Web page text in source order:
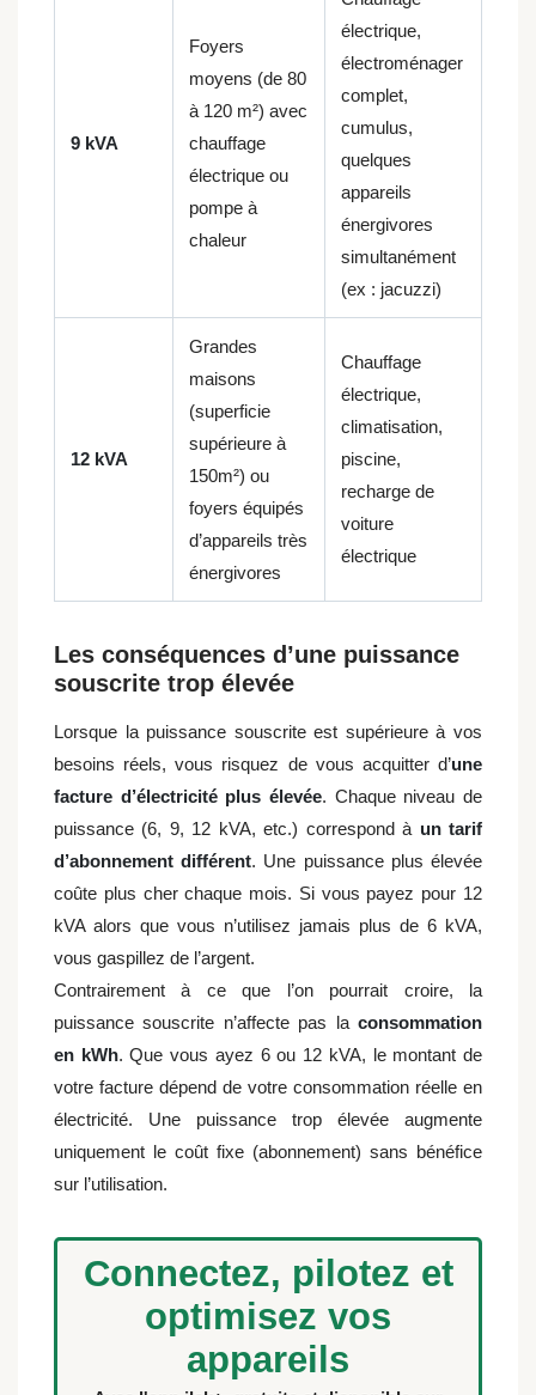
9 kVA
Foyers
moyens (de 80
à 120 m²) avec
chauffage
électrique ou
pompe à
chaleur
électrique,
électroménager
complet,
cumulus,
quelques
appareils
énergivores
simultanément
(ex : jacuzzi)
12 kVA
Grandes
maisons
(superficie
supérieure à
150m²) ou
foyers équipés
d’appareils très
énergivores
Chauffage
électrique,
climatisation,
piscine,
recharge de
voiture
électrique
Les conséquences d’une puissance
souscrite trop élevée
Lorsque la puissance souscrite est supérieure à vos
besoins réels, vous risquez de vous acquitter d’une
facture d’électricité plus élevée. Chaque niveau de
puissance (6, 9, 12 kVA, etc.) correspond à un tarif
d’abonnement différent. Une puissance plus élevée
coûte plus cher chaque mois. Si vous payez pour 12
kVA alors que vous n’utilisez jamais plus de 6 kVA,
vous gaspillez de l’argent.
Contrairement à ce que l’on pourrait croire, la
puissance souscrite n’affecte pas la consommation
en kWh. Que vous ayez 6 ou 12 kVA, le montant de
votre facture dépend de votre consommation réelle en
électricité. Une puissance trop élevée augmente
uniquement le coût fixe (abonnement) sans bénéfice
sur l’utilisation.
Connectez, pilotez et
optimisez vos
appareils